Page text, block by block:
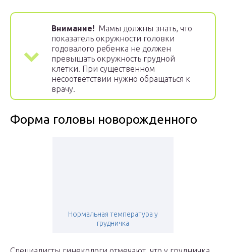
Внимание! Мамы должны знать, что
показатель окружности головки
годовалого ребенка не должен
превышать окружность грудной
клетки. При существенном
несоответствии нужно обращаться к
врачу.
Форма головы новорожденного
Нормальная температура у
грудничка